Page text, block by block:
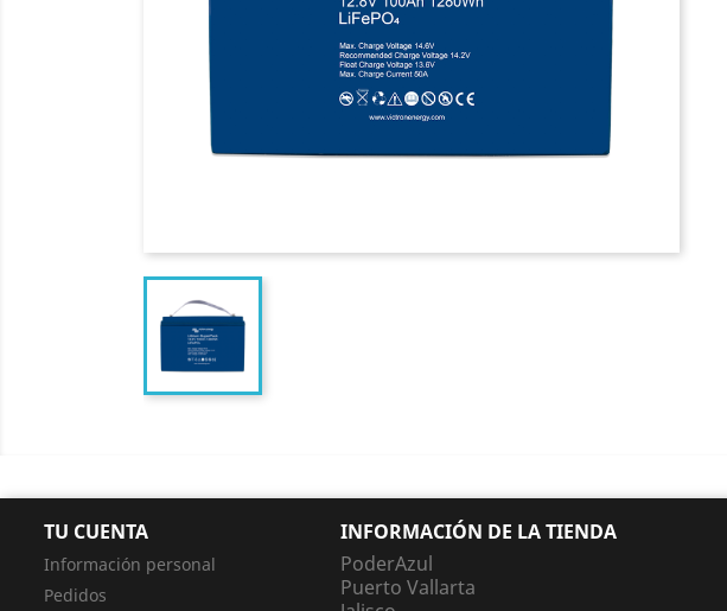
TU CUENTA
Información personal
Pedidos
INFORMACIÓN DE LA TIENDA
PoderAzul
Puerto Vallarta